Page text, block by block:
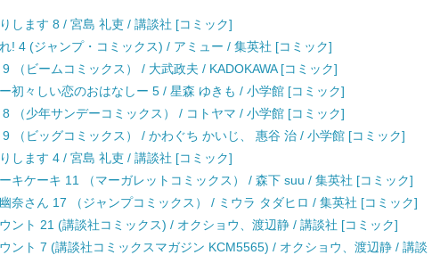
します 8 / 宮島 礼吏 / 講談社 [コミック]
! 4 (ジャンプ・コミックス) / アミュー / 集英社 [コミック]
（ビームコミックス） / 大武政夫 / KADOKAWA [コミック]
初々しい恋のおはなしー 5 / 星森 ゆきも / 小学館 [コミック]
（少年サンデーコミックス） / コトヤマ / 小学館 [コミック]
（ビッグコミックス） / かわぐち かいじ、 惠谷 治 / 小学館 [コミック]
します 4 / 宮島 礼吏 / 講談社 [コミック]
キケーキ 11 （マーガレットコミックス） / 森下 suu / 集英社 [コミック]
奈さん 17 （ジャンプコミックス） / ミウラ タダヒロ / 集英社 [コミック]
ント 21 (講談社コミックス) / オクショウ、渡辺静 / 講談社 [コミック]
ント 7 (講談社コミックスマガジン KCM5565) / オクショウ、渡辺静 / 講談